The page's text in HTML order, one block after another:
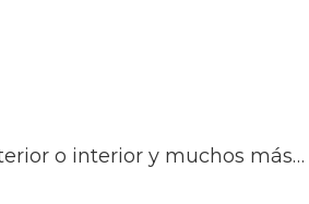
o interior y muchos más…